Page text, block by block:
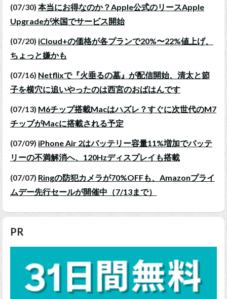
(07/30) 本当にお得なのか？Apple公式のリースApple
Upgradeが米国でサービス開始
(07/20) iCloud+の価格が各プランで20%〜22%値上げ、
ちょっと嫌かも
(07/16) Netflixで『火垂るの墓』が配信開始、清太と節
子を横穴に追いやったのは西宮のおばはんです
(07/13) M6チップ搭載Macはハズレ？すぐに次世代のM7
チップがMacに搭載される予定
(07/09) iPhone Air 2はバッテリー容量11%増加でバッテ
リーの不満解消へ、120Hzディスプレイも搭載
(07/07) Ringの防犯カメラが70%OFFも、Amazonプライ
ムデー先行セールが開催中（7/13まで）
PR